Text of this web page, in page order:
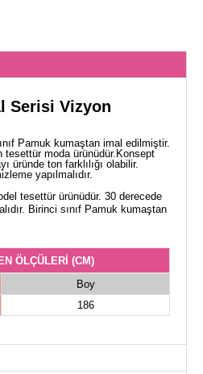
Serisi Vizyon
Pamuk kumaştan imal edilmiştir.
tesettür moda ürünüdür.Konsept
üründe ton farklılığı olabilir.
yapılmalıdır.
tesettür ürünüdür. 30 derecede
Birinci sınıf Pamuk kumaştan
ÖLÇÜLERİ (CM)
Boy
186